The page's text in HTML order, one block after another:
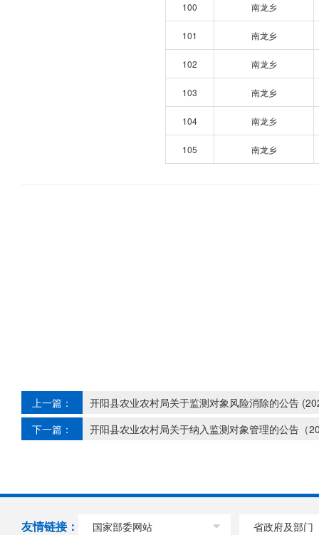
100 南龙乡
101 南龙乡
102 南龙乡
103 南龙乡
104 南龙乡
105 南龙乡
上一篇：
开阳县农业农村局关于监测对象风险消除的公告
下一篇：
开阳县农业农村局关于纳入监测对象管理的公告（
友情链接： 国家部委网站 省政府及部门